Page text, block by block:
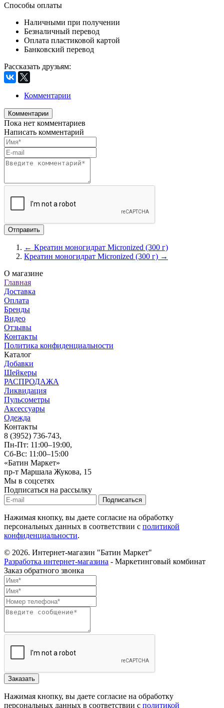
Способы оплаты
Наличными при получении
Безналичный перевод
Оплата пластиковой картой
Банковский перевод
Рассказать друзьям:
Комментарии
Комментарии
Пока нет комментариев
Написать комментарий
← Креатин моногидрат Micronized (300 г)
Креатин моногидрат Micronized (300 г) →
О магазине
Главная
Доставка
Оплата
Бренды
Видео
Отзывы
Контакты
Политика конфиденциальности
Каталог
Добавки
Шейкеры
РАСПРОДАЖА
Ликвидация
Пульсометры
Аксессуары
Одежда
Контакты
8 (3952) 736-743,
Пн-Пт: 11:00–19:00,
Сб-Вс: 11:00–15:00
«Батин Маркет»
пр-т Маршала Жукова, 15
Мы в соцсетях
Подписаться на рассылку
Нажимая кнопку, вы даете согласие на обработку
персональных данных в соответствии с политикой
конфиденциальности.
© 2026. Интернет-магазин "Батин Маркет"
Разработка интернет-магазина - Маркетинговый комбинат
Заказ обратного звонка
Нажимая кнопку, вы даете согласие на обработку
персональных данных в соответствии с политикой